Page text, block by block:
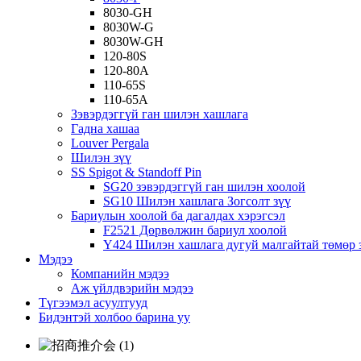
8030-GH
8030W-G
8030W-GH
120-80S
120-80А
110-65S
110-65А
Зэвэрдэггүй ган шилэн хашлага
Гадна хашаа
Louver Pergala
Шилэн зүү
SS Spigot & Standoff Pin
SG20 зэвэрдэггүй ган шилэн хоолой
SG10 Шилэн хашлага Зогсолт зүү
Бариулын хоолой ба дагалдах хэрэгсэл
F2521 Дөрвөлжин бариул хоолой
Y424 Шилэн хашлага дугуй малгайтай төмөр
Мэдээ
Компанийн мэдээ
Аж үйлдвэрийн мэдээ
Түгээмэл асуултууд
Бидэнтэй холбоо барина уу